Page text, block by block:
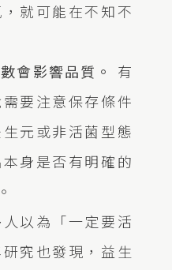
就可能在不知不
會影響品質。
有
要注意保存條件
元或非活菌型態
身是否有明確的
以為「一定要活
究也發現，益生